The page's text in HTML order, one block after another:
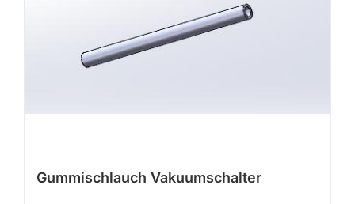
Gummischlauch Vakuumschalter